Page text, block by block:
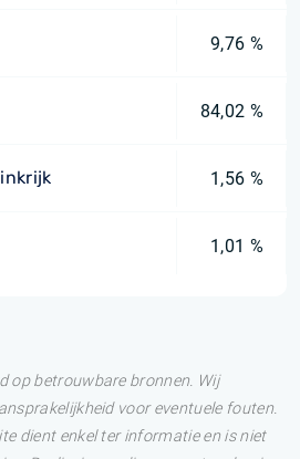
9,76 %
84,02 %
1,56 %
1,01 %
op betrouwbare bronnen. Wij
voor eventuele fouten.
dient enkel ter informatie en is niet